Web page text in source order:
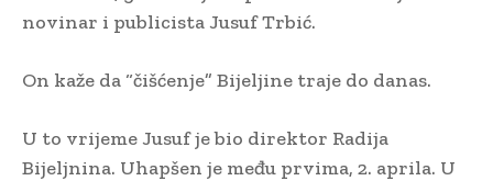
novinar i publicista Jusuf Trbić.
On kaže da “čišćenje” Bijeljine traje do danas.
U to vrijeme Jusuf je bio direktor Radija
Bijeljnina. Uhapšen je među prvima, 2. aprila. U